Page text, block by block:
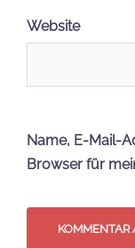
Website
Name, E-Mail-
Browser für